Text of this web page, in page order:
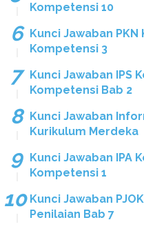
Kompetensi 10
Kunci Jawaban PKN
Kompetensi 3
Kunci Jawaban IPS
Kompetensi Bab 2
Kunci Jawaban
Kurikulum Merdeka
Kunci Jawaban IPA
Kompetensi 1
Kunci Jawaban
Penilaian Bab 7